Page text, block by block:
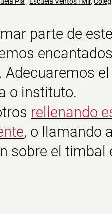
parte de
o instituto.
rellenando
, o llamando
sobre el timbal